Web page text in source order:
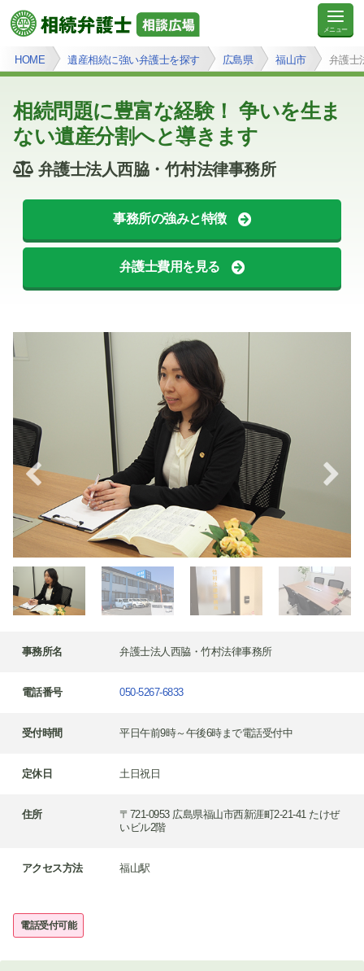
HOME 遺産相続に強い弁護士を探す 広島県 福山市 弁護士
相続問題に豊富な経験！ 争いを生ま
ない遺産分割へと導きます
弁護士法人西脇・竹村法律事務所
事務所の強みと特徴
弁護士費用を見る
事務所名 弁護士法人西脇・竹村法律事務所
電話番号 050-5267-6833
受付時間 平日午前9時～午後6時まで電話受付中
定休日 土日祝日
住所
〒721-0953 広島県福山市西新涯町2-21-41 たけぜ
いビル2階
アクセス方法 福山駅
電話受付可能